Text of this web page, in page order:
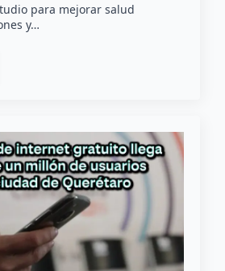
para mejorar salud
y…